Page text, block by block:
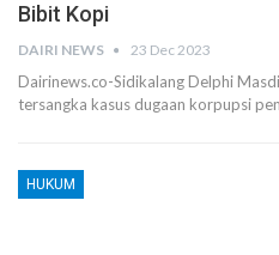
Bibit Kopi
DAIRI NEWS 23 Dec 2023
Dairinews.co-Sidikalang Delphi
tersangka kasus dugaan korpupsi
HUKUM